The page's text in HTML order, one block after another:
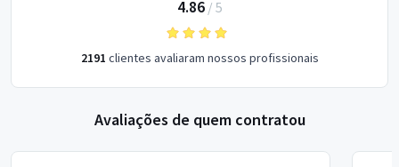
4.86/ 5
2191 clientes avaliaram nossos profissionais
Avaliações de quem contratou